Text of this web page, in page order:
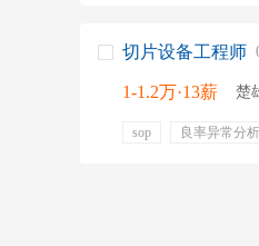
切片设备工程师
1-1.2万·13薪 楚
sop 良率异常分析